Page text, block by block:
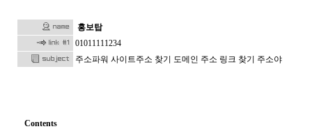
홍보탑
01011111234
주소파워 사이트주소 찾기 도메인 주소 링크 찾기 주소야
Contents